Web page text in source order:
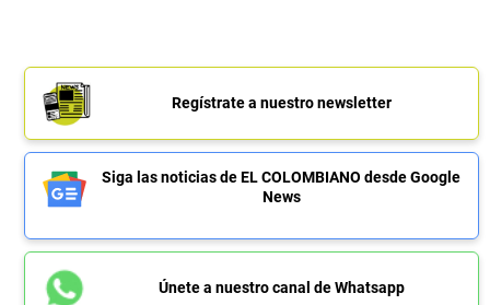
Regístrate a nuestro newsletter
Siga las noticias de EL COLOMBIANO desde Google
News
Únete a nuestro canal de Whatsapp